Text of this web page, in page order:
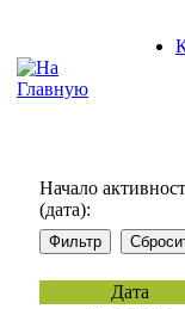
Начало
(дата):
Дата